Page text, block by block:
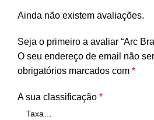
Ainda não existem avaliações.
Seja o primeiro a avaliar “Arc
O seu endereço de email não
obrigatórios marcados com *
A sua classificação *